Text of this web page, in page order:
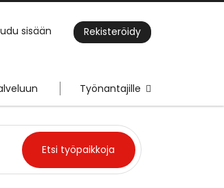
sisään Rekisteröidy
Työnantajille